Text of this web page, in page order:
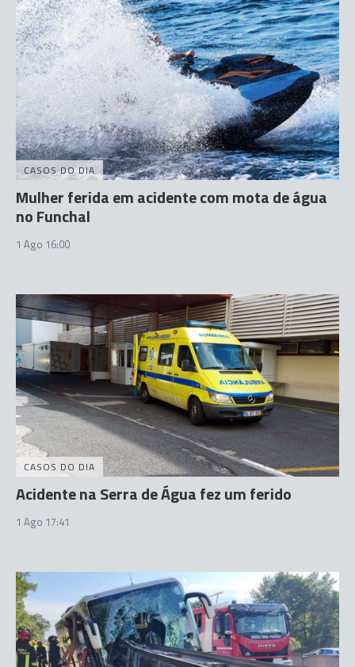
CASOS DO DIA
Mulher ferida em acidente com mota de água
no Funchal
1 Ago 16:00
CASOS DO DIA
Acidente na Serra de Água fez um ferido
1 Ago 17:41